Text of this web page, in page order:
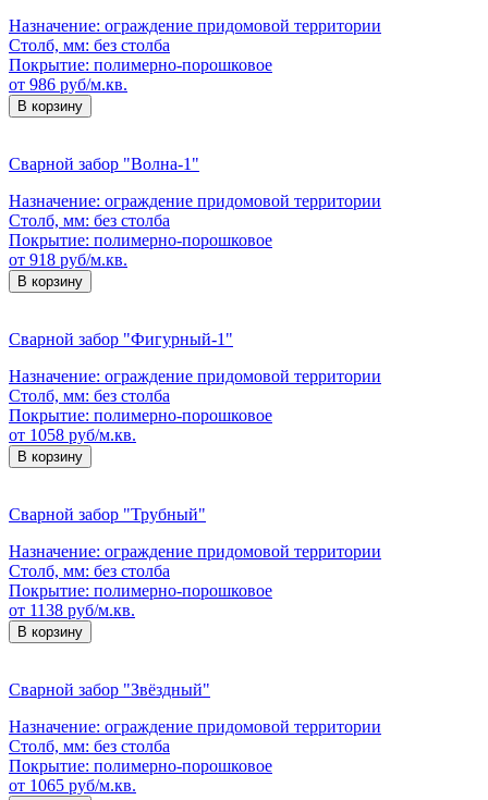
Назначение: ограждение придомовой территории
Столб, мм: без столба
Покрытие: полимерно-порошковое
от 986 руб/м.кв.
В корзину
Сварной забор "Волна-1"
Назначение: ограждение придомовой территории
Столб, мм: без столба
Покрытие: полимерно-порошковое
от 918 руб/м.кв.
В корзину
Сварной забор "Фигурный-1"
Назначение: ограждение придомовой территории
Столб, мм: без столба
Покрытие: полимерно-порошковое
от 1058 руб/м.кв.
В корзину
Сварной забор "Трубный"
Назначение: ограждение придомовой территории
Столб, мм: без столба
Покрытие: полимерно-порошковое
от 1138 руб/м.кв.
В корзину
Сварной забор "Звёздный"
Назначение: ограждение придомовой территории
Столб, мм: без столба
Покрытие: полимерно-порошковое
от 1065 руб/м.кв.